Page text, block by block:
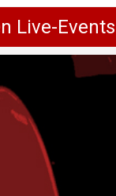
Live-Events